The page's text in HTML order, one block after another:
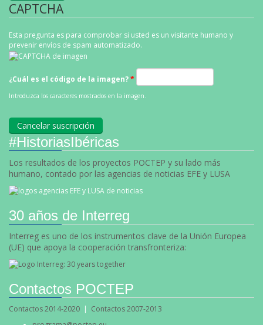
CAPTCHA
Esta pregunta es para comprobar si usted es un visitante humano y
prevenir envíos de spam automatizado.
¿Cuál es el código de la imagen?*
Introduzca los caracteres mostrados en la imagen.
#HistoriasIbéricas
Los resultados de los proyectos POCTEP y su lado más
humano, contado por las agencias de noticias EFE y LUSA
30 años de Interreg
Interreg es uno de los instrumentos clave de la Unión Europea
(UE) que apoya la cooperación transfronteriza:
Contactos POCTEP
Contactos 2014-2020 | Contactos 2007-2013